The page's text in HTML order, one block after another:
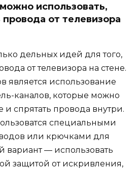
использовать,
от телевизора
дельных идей для того,
от телевизора на стене.
является использование
каналов, которые можно
и спрятать провода внутри.
специальными
или крючками для
вариант — использовать
защитой от искривления,